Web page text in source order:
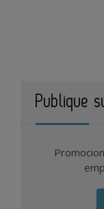
Publique